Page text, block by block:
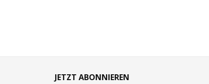
JETZT ABONNIEREN